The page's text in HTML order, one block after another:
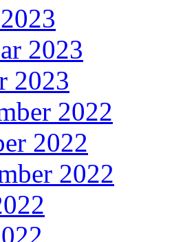
2023
2023
2022
2022
2022